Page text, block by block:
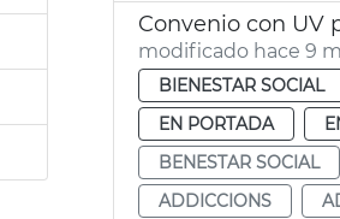
Convenio con UV
modificado hace 9
BIENESTAR SOCIAL
EN PORTADA
BENESTAR SOCIAL
ADDICCIONS